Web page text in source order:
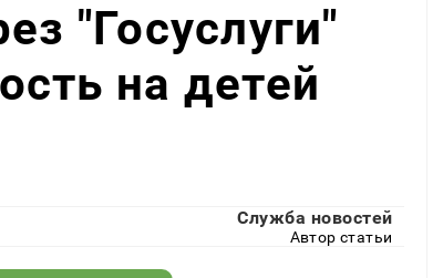
"Госуслуги"
на детей
Служба новостей
Автор статьи